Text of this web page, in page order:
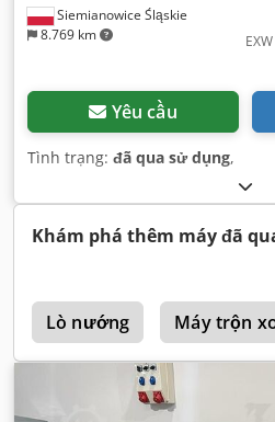
Siemianowice Śląskie
8.769 km
Yêu cầu
Tình trạng: đã qua sử dụng,
Khám phá thêm máy đã
Lò nướng Máy trộn